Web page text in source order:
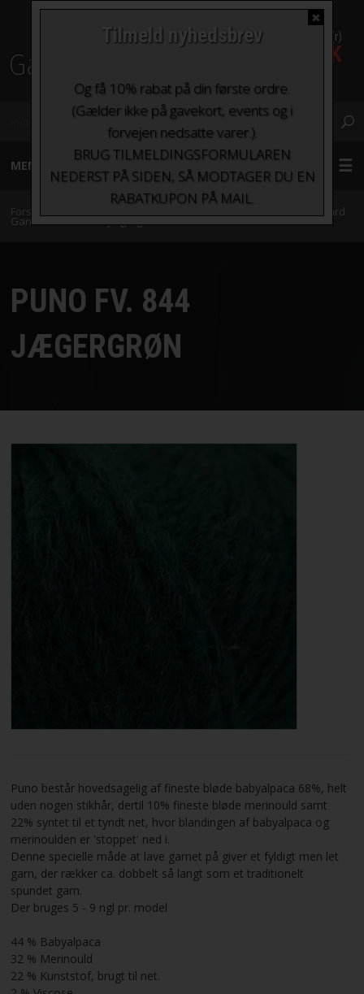
0 Vare(r)
0,00 DKK
MENU
GARN
TILBEHØR
BØGER OG HÆFTER
SØGNING
KUNDECENTER
FAVORIT
Forside Puno fra Gepard
Garn»Puno Fv. 844 Jægergrøn
PUNO FV. 844
JÆGERGRØN
Puno består hovedsagelig af fineste bløde babyalpaca 68%, helt
uden nogen stikhår, dertil 10% fineste bløde merinould samt
22% syntet til et tyndt net, hvor blandingen af babyalpaca og
merinoulden er 'stoppet' ned i.
Denne specielle måde at lave garnet på giver et fyldigt men let
garn, der rækker ca. dobbelt så langt som et traditionelt
spundet garn.
Der bruges 5 - 9 ngl pr. model
44 % Babyalpaca
32 % Merinould
22 % Kunststof, brugt til net.
✖
Tilmeld nyhedsbrev
Og få 10% rabat på din første ordre.
(Gælder ikke på gavekort, events og i
forvejen nedsatte varer.).
BRUG TILMELDINGSFORMULAREN
NEDERST PÅ SIDEN, SÅ MODTAGER DU EN
RABATKUPON PÅ MAIL.